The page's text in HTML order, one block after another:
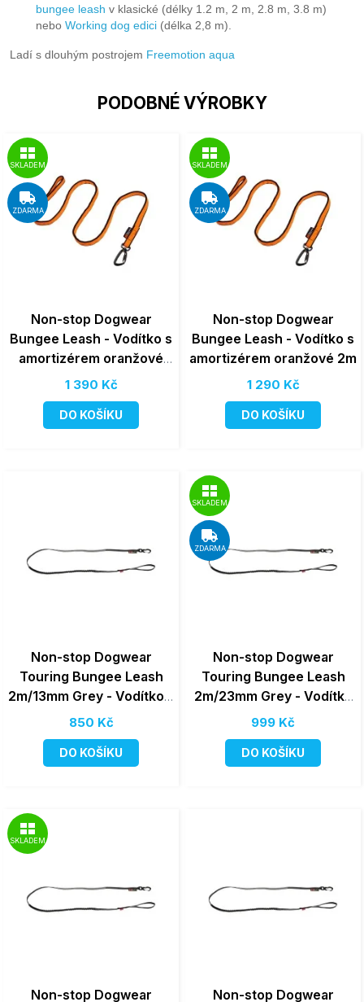
bungee leash v klasické (délky 1.2 m, 2 m, 2.8 m, 3.8 m)
nebo Working dog edici (délka 2,8 m).
Ladí s dlouhým postrojem Freemotion aqua
PODOBNÉ VÝROBKY
SKLADEM
ZDARMA
Non-stop Dogwear
Bungee Leash - Vodítko s
amortizérem oranžové
2,8m
1 390 Kč
DO KOŠÍKU
SKLADEM
ZDARMA
Non-stop Dogwear
Bungee Leash - Vodítko s
amortizérem oranžové 2m
1 290 Kč
DO KOŠÍKU
Non-stop Dogwear
Touring Bungee Leash
2m/13mm Grey - Vodítko s
amortizérem pro malé psy
850 Kč
DO KOŠÍKU
SKLADEM
ZDARMA
Non-stop Dogwear
Touring Bungee Leash
2m/23mm Grey - Vodítko
s amortizérem pro velké
999 Kč
DO KOŠÍKU
SKLADEM
Non-stop Dogwear Non-stop Dogwear